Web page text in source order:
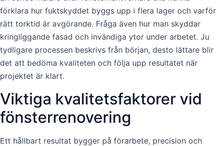
förklara hur fuktskyddet byggs upp i flera lager och varför
rätt torktid är avgörande. Fråga även hur man skyddar
kringliggande fasad och invändiga ytor under arbetet. Ju
tydligare processen beskrivs från början, desto lättare blir
det att bedöma kvaliteten och följa upp resultatet när
projektet är klart.
Viktiga kvalitetsfaktorer vid
fönsterrenovering
Ett hållbart resultat bygger på förarbete, precision och